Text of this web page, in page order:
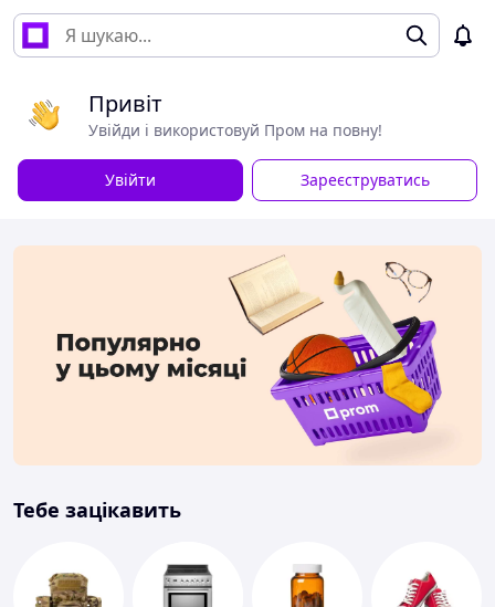
Привіт
Увійди і використовуй Пром на повну!
Увійти Зареєструватись
Тебе зацікавить